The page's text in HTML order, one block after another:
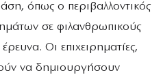
όπως ο περιβαλλοντικός
σε φιλανθρωπικούς
Οι επιχειρηματίες,
να δημιουργήσουν